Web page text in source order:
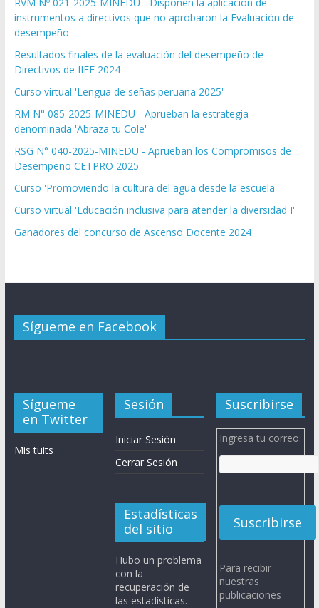
RVM Nº 021-2025-MINEDU - Disponen la aplicación de
instrumentos a directivos que no aprobaron la Evaluación de
desempeño
Resultados finales de la evaluación del desempeño de
Directivos de IIEE 2024
Curso virtual 'Lengua de señas peruana 2025'
RM N° 085-2025-MINEDU - Aprueban la estrategia
denominada 'Abraza tu Cole'
RSG N° 040-2025-MINEDU - Aprueban los Compromisos de
Desempeño CETPRO 2025
Curso 'Promoviendo la cultura del agua desde la escuela'
Curso virtual 'Educación inclusiva para atender la diversidad I'
Ganadores del concurso de Ascenso Docente 2024
Sígueme en Facebook
Sígueme
en Twitter
Mis tuits
Sesión
Iniciar Sesión
Cerrar Sesión
Estadísticas
del sitio
Hubo un problema
con la
recuperación de
las estadísticas.
Suscribirse
Ingresa tu correo:
Para recibir
nuestras
publicaciones